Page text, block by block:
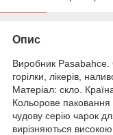
Опис
Виробник
горілки, лікерів,
Матеріал: скло.
Кольорове
чудову серію чарок
вирізняються